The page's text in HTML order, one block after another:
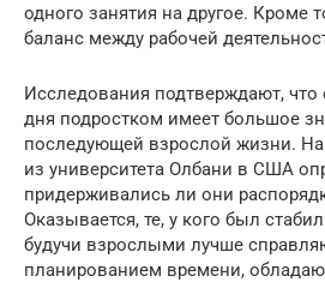
одного занятия на другое. Кроме
баланс между рабочей
Исследования подтверждают,
дня подростком имеет большое
последующей взрослой жизни.
из университета Олбани в США
придерживались ли они
Оказывается, те, у кого был
будучи взрослыми лучше
планированием времени,